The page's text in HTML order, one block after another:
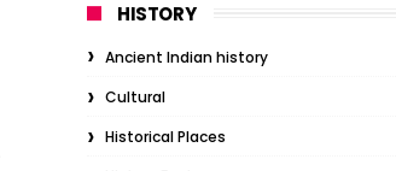
HISTORY
Ancient Indian history
Cultural
Historical Places